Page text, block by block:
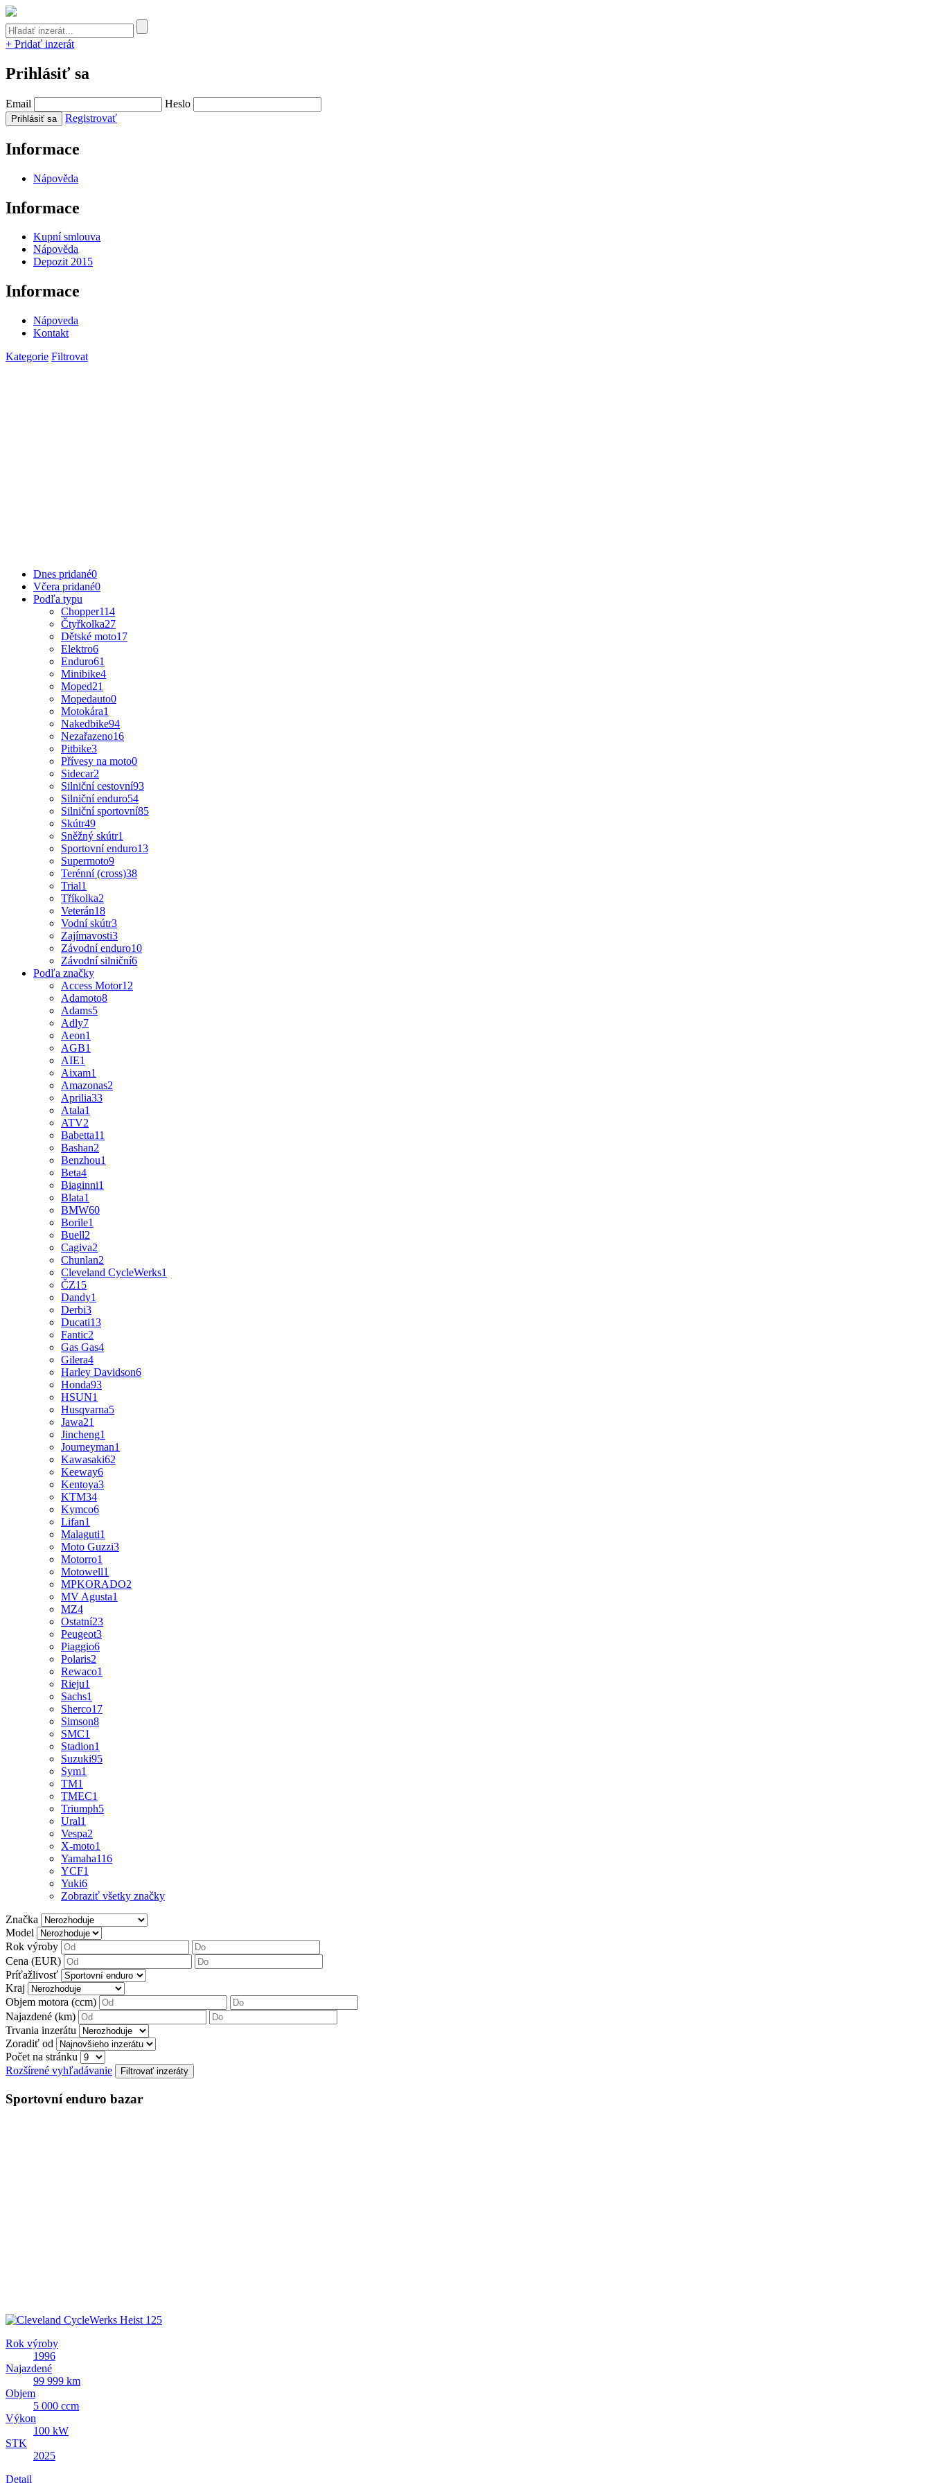
+ Pridať inzerát
Prihlásiť sa
Email
Heslo
Registrovať
Informace
Nápověda
Informace
Kupní smlouva
Nápověda
Depozit 2015
Informace
Nápoveda
Kontakt
Kategorie Filtrovat
Dnes pridané0
Včera pridané0
Podľa typu
Chopper114
Čtyřkolka27
Dětské moto17
Elektro6
Enduro61
Minibike4
Moped21
Mopedauto0
Motokára1
Nakedbike94
Nezařazeno16
Pitbike3
Přívesy na moto0
Sidecar2
Silniční cestovní93
Silniční enduro54
Silniční sportovní85
Skútr49
Sněžný skútr1
Sportovní enduro13
Supermoto9
Terénní (cross)38
Trial1
Tříkolka2
Veterán18
Vodní skútr3
Zajímavosti3
Závodní enduro10
Závodní silniční6
Podľa značky
Access Motor12
Adamoto8
Adams5
Adly7
Aeon1
AGB1
AIE1
Aixam1
Amazonas2
Aprilia33
Atala1
ATV2
Babetta11
Bashan2
Benzhou1
Beta4
Biaginni1
Blata1
BMW60
Borile1
Buell2
Cagiva2
Chunlan2
Cleveland CycleWerks1
ČZ15
Dandy1
Derbi3
Ducati13
Fantic2
Gas Gas4
Gilera4
Harley Davidson6
Honda93
HSUN1
Husqvarna5
Jawa21
Jincheng1
Journeyman1
Kawasaki62
Keeway6
Kentoya3
KTM34
Kymco6
Lifan1
Malaguti1
Moto Guzzi3
Motorro1
Motowell1
MPKORADO2
MV Agusta1
MZ4
Ostatní23
Peugeot3
Piaggio6
Polaris2
Rewaco1
Rieju1
Sachs1
Sherco17
Simson8
SMC1
Stadion1
Suzuki95
Sym1
TM1
TMEC1
Triumph5
Ural1
Vespa2
X-moto1
Yamaha116
YCF1
Yuki6
Zobraziť všetky značky
Značka
Model
Rok výroby
Cena (EUR)
Príťažlivosť
Kraj
Objem motora (ccm)
Najazdené (km)
Trvania inzerátu
Zoradiť od
Počet na stránku
Rozšírené vyhľadávanie
Sportovní enduro bazar
Rok výroby
1996
Najazdené
99 999 km
Objem
5 000 ccm
Výkon
100 kW
STK
2025
Detail